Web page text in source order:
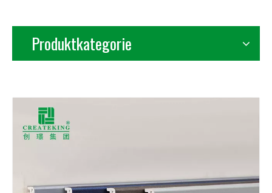
Produktkategorie